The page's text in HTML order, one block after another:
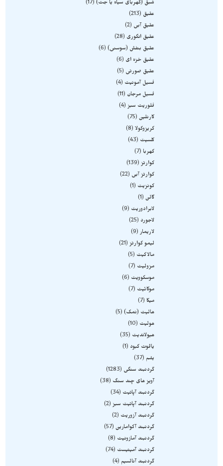
شبق (کهربای سیاه یا جت) 17
عقیق
213
عقیق آبی
2
عقیق انگوری
28
عقیق بنفش (سوسنی) 6
عقیق خزه ای
6
عقیق صورتی
5
فسیل آمونیت
4
فسیل مرجان
11
فلوریت سبز
4
کارنلین 75
کریزوکولا 8
کلسیت
43
کهربا
7
کوارتز
139
کوارتز آبی
22
کونزیت
1
گالن 1
لابرادوریت
9
لاجورد
25
لاریمار
9
لیمو کوارتز
21
مالاکیت
5
مزولیت
7
موسکوویت
6
موکائیت
7
میکا
7
هالیت (نمک) 5
هولیت
10
هیولاندیت
35
یاقوت کبود
1
یشم
37
گردنبند سنگی
1283
آویز های چند سنگ
38
گردنبند آپاتیت
34
گردنبند آپاتیت سبز
2
گردنبند آزوریت
2
گردنبند آکوامارین 57
گردنبند آمازونیت
8
گردنبند آمیتیست
74
گردنبند آنالسیم
4